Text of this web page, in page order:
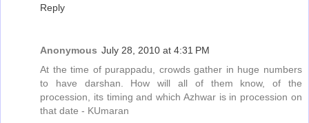
Reply
Anonymous July 28, 2010 at 4:31 PM
At the time of purappadu, crowds gather in huge numbers
to have darshan. How will all of them know, of the
procession, its timing and which Azhwar is in procession on
that date - KUmaran